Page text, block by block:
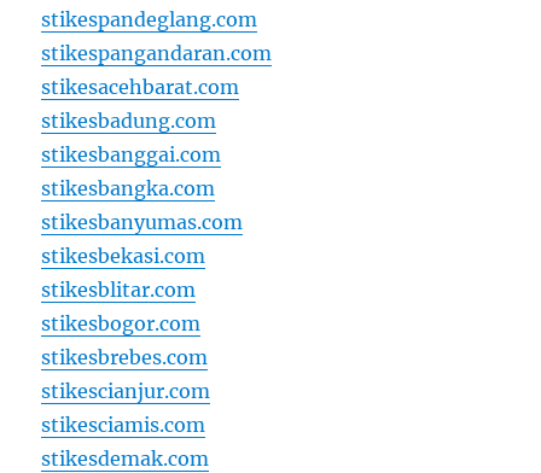
stikespandeglang.com
stikespangandaran.com
stikesacehbarat.com
stikesbadung.com
stikesbanggai.com
stikesbangka.com
stikesbanyumas.com
stikesbekasi.com
stikesblitar.com
stikesbogor.com
stikesbrebes.com
stikescianjur.com
stikesciamis.com
stikesdemak.com